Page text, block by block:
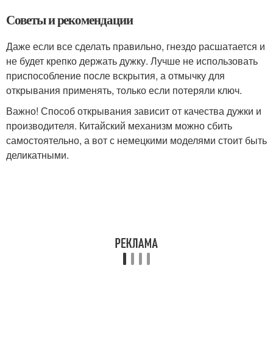
Советы и рекомендации
Даже если все сделать правильно, гнездо расшатается и
не будет крепко держать дужку. Лучше не использовать
приспособление после вскрытия, а отмычку для
открывания применять, только если потеряли ключ.
Важно! Способ открывания зависит от качества дужки и
производителя. Китайский механизм можно сбить
самостоятельно, а вот с немецкими моделями стоит быть
деликатными.